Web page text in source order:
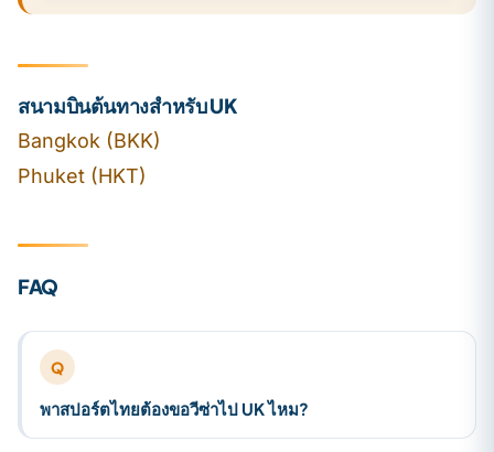
สนามบินต้นทางสำหรับ UK
Bangkok (BKK)
Phuket (HKT)
FAQ
Q
พาสปอร์ตไทยต้องขอวีซ่าไป UK ไหม?